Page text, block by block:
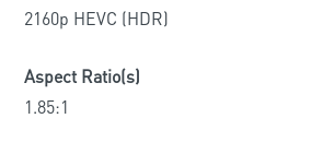
2160p HEVC (HDR)
Aspect Ratio(s)
1.85:1